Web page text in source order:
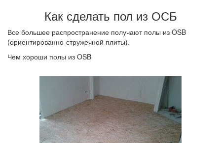
Как сделать пол из ОСБ
Все большее распространение получают полы из OSB
(ориентированно-стружечной плиты).
Чем хороши полы из OSB